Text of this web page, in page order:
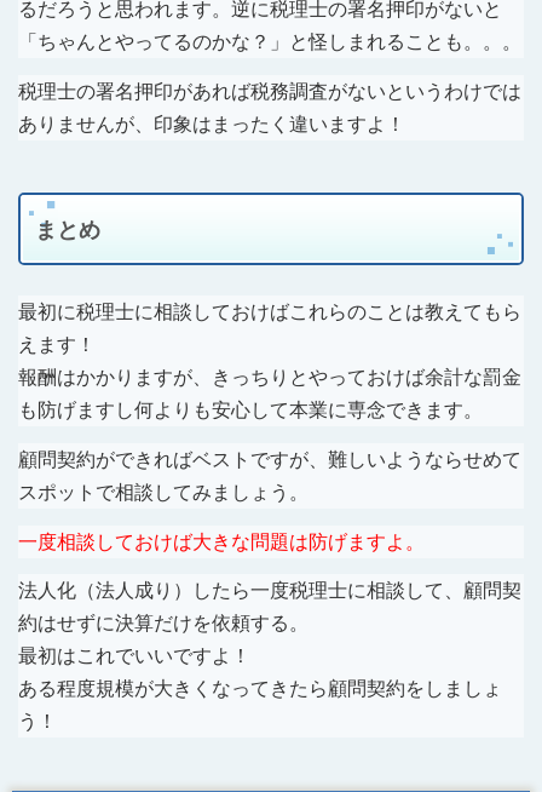
るだろうと思われます。逆に税理士の署名押印がないと
「ちゃんとやってるのかな？」と怪しまれることも。。。
税理士の署名押印があれば税務調査がないというわけでは
ありませんが、印象はまったく違いますよ！
まとめ
最初に税理士に相談しておけばこれらのことは教えてもら
えます！
報酬はかかりますが、きっちりとやっておけば余計な罰金
も防げますし何よりも安心して本業に専念できます。
顧問契約ができればベストですが、難しいようならせめて
スポットで相談してみましょう。
一度相談しておけば大きな問題は防げますよ。
法人化（法人成り）したら一度税理士に相談して、顧問契
約はせずに決算だけを依頼する。
最初はこれでいいですよ！
ある程度規模が大きくなってきたら顧問契約をしましょ
う！